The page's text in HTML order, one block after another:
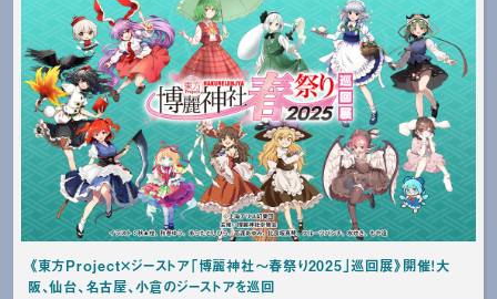
《東方Project×ジーストア「博麗神社～春祭り2025」巡回展》開催！大
阪、仙台、名古屋、小倉のジーストアを巡回